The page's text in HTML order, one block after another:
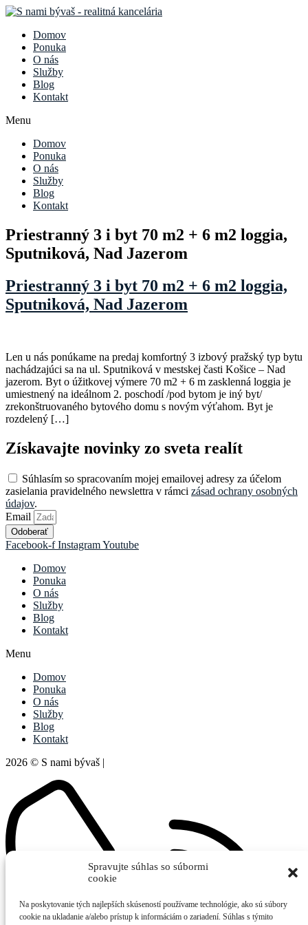
Spravujte súhlas so súbormi
cookie
Na poskytovanie tých najlepších skúseností používame technológie, ako sú súbory
cookie na ukladanie a/alebo prístup k informáciám o zariadení. Súhlas s týmito
Domov
Ponuka
O nás
Služby
Blog
Kontakt
Menu
Domov
Ponuka
O nás
Služby
Blog
Kontakt
Priestranný 3 i byt 70 m2 + 6 m2 loggia,
Sputniková, Nad Jazerom
Priestranný 3 i byt 70 m2 + 6 m2 loggia,
Sputniková, Nad Jazerom
Len u nás ponúkame na predaj komfortný 3 izbový pražský typ bytu
nachádzajúci sa na ul. Sputniková v mestskej časti Košice – Nad
jazerom. Byt o úžitkovej výmere 70 m2 + 6 m zasklenná loggia je
umiestnený na ideálnom 2. poschodí /pod bytom je iný byt/
zrekonštruovaného bytového domu s novým výťahom. Byt je
rozdelený […]
Získavajte novinky zo sveta realít
Súhlasím so spracovaním mojej emailovej adresy za účelom
zasielania pravidelného newslettra v rámci zásad ochrany osobných
údajov.
Email
Odoberať
Facebook-f InstagramYoutube
Domov
Ponuka
O nás
Služby
Blog
Kontakt
Menu
Domov
Ponuka
O nás
Služby
Blog
Kontakt
2026 © S nami bývaš |